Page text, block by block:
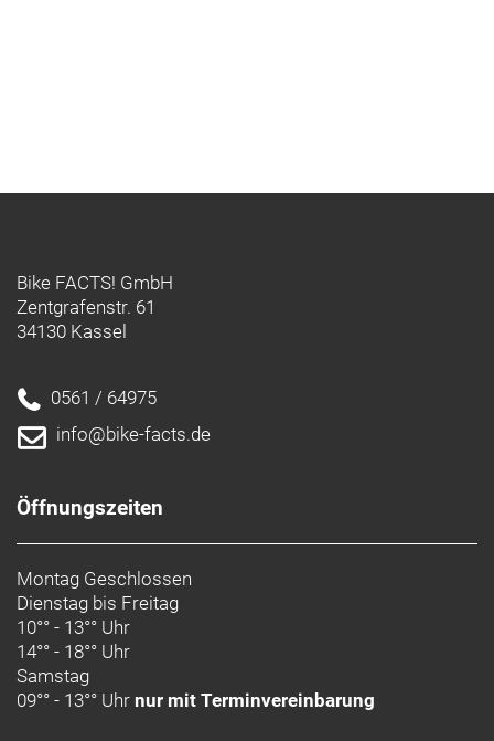
Bike FACTS! GmbH
Zentgrafenstr. 61
34130 Kassel
0561 / 64975
info@bike-facts.de
Öffnungszeiten
Montag Geschlossen
Dienstag bis Freitag
10°° - 13°° Uhr
14°° - 18°° Uhr
Samstag
09°° - 13°° Uhr nur mit Terminvereinbarung